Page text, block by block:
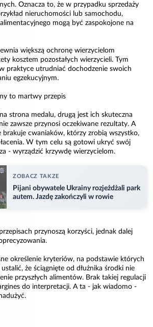
Oznacza to, że w przypadku sprzedaży
nieruchomości lub samochodu,
mogą być zaspokojone na
większą ochronę wierzycielom
kosztem pozostałych wierzycieli. Tym
praktyce utrudniać dochodzenie swoich
egzekucyjnym.
to martwy przepis
strona medalu, drugą jest ich skuteczna
zawsze przynosi oczekiwane rezultaty. A
brakuje cwaniaków, którzy zrobią wszystko,
W tym celu są gotowi ukryć swój
- wyrządzić krzywdę wierzycielom.
ZOBACZ TAKZE
Pijani obywatele Ukrainy rozjeżdżali park
autem. Jazdę zakończyli w rowie
przynoszą korzyści, jednak dalej
określenie kryteriów, na podstawie których
że ściągnięte od dłużnika środki nie
przyszłych alimentów. Brak takiej regulacji
do interpretacji. A ta - jak wiadomo -